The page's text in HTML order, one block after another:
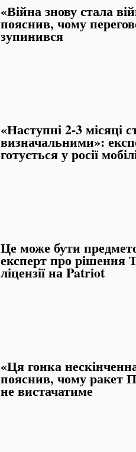
«Війна знову стала
пояснив, чому
зупинився
«Наступні 2-3 місяці
визначальними»:
готується у росії
Це може бути
експерт про рішення
ліцензії на Patriot
«Ця гонка
пояснив, чому ракет
не вистачатиме